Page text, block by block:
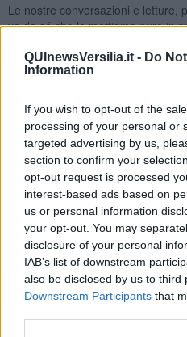
QUInewsVersilia.it - Do
Information
If you wish to opt-out of the
processing of your personal or
targeted advertising by us,
section to confirm your
opt-out request is processed
interest-based ads based on
us or personal information
your opt-out. You may
disclosure of your personal
IAB’s list of downstream
also be disclosed by us to third
Downstream Participants that
Le nostre conversazioni e letture,
va da sé che le mettiamo pure in
è arrivata con il suo eccellente
noto “banana bread”
lingue... quindi tenetevi pronti
Pertanto, vi renderò partecipi
questa volta la ricetta in inglese,
italiano, nel mio sito cliccando
https://www.sabrinarossello.it/
Ingredients
2 large zucchini, grated (3
2 cups all-purpose flour
2 tsp baking powder
1 1/2 tsp baking soda
3/4 tsp cinnamon
3/4 tsp salt